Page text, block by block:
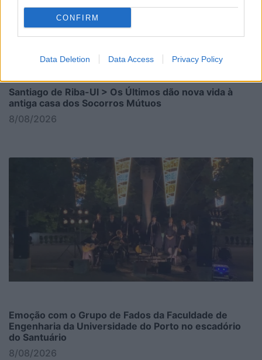
CONFIRM
Data Deletion Data Access Privacy Policy
Santiago de Riba-Ul > Os Últimos dão nova vida à
antiga casa dos Socorros Mútuos
8/08/2026
Emoção com o Grupo de Fados da Faculdade de
Engenharia da Universidade do Porto no escadório
do Santuário
8/08/2026